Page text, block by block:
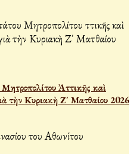
Ἀττικῆς καὶ
τὴν Κυριακὴ Ζ΄ Ματθαίου 2026